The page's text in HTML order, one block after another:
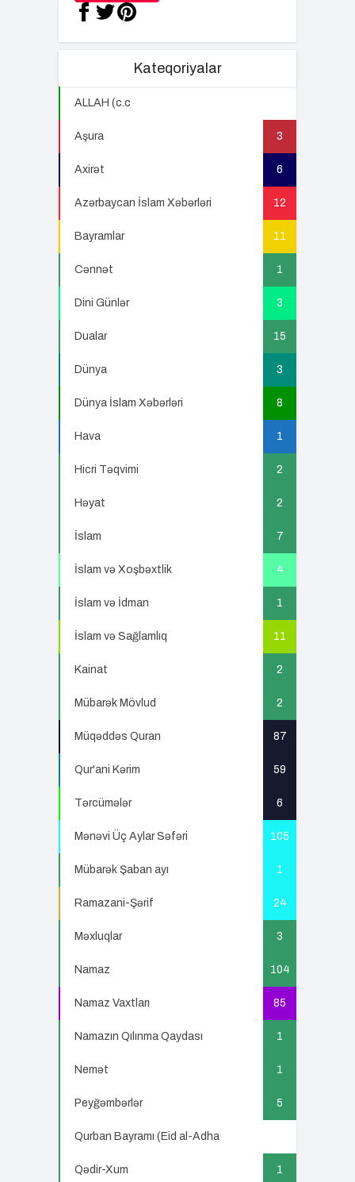
Kateqoriyalar
ALLAH (c.c
Aşura 3
Axirət 6
Azərbaycan İslam Xəbərləri 12
Bayramlar 11
Cənnət 1
Dini Günlər 3
Dualar 15
Dünya 3
Dünya İslam Xəbərləri 8
Hava 1
Hicri Təqvimi 2
Həyat 2
İslam 7
İslam və Xoşbəxtlik 4
İslam və İdman 1
İslam və Sağlamlıq 11
Kainat 2
Mübarək Mövlud 2
Müqəddəs Quran 87
Qur'ani Kərim 59
Tərcümələr 6
Mənəvi Üç Aylar Səfəri 105
Mübarək Şaban ayı 1
Ramazani-Şərif 24
Məxluqlar 3
Namaz 104
Namaz Vaxtları 85
Namazın Qılınma Qaydası 1
Nemət 1
Peyğəmbərlər 5
Qurban Bayramı (Eid al-Adha
Qədir-Xum 1